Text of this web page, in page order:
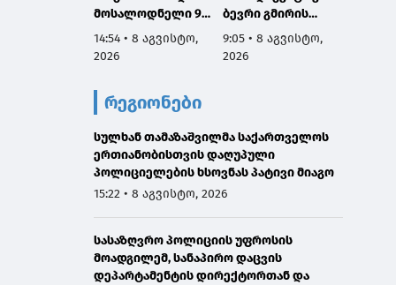
მოსალოდნელი 9-
11 აგვისტოს
საქართველოში
14:54 • 8 აგვისტო,
2026
ბევრი გმირის
სახელი და
დაგვაკისრა
ინტერესებზე
ზრუნვისას და
მშვიდობით
შევძლოთ
9:05 • 8 აგვისტო,
2026
რეგიონები
სულხან თამაზაშვილმა საქართველოს
ერთიანობისთვის დაღუპული
პოლიციელების ხსოვნას პატივი მიაგო
15:22 • 8 აგვისტო, 2026
სასაზღვრო პოლიციის უფროსის
მოადგილემ, სანაპირო დაცვის
დეპარტამენტის დირექტორთან და